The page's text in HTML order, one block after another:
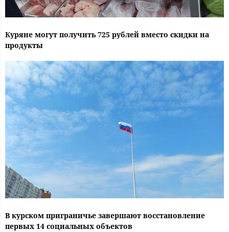
Куряне могут получить 725 рублей вместо скидки на
продукты
В курском приграничье завершают восстановление
первых 14 социальных объектов